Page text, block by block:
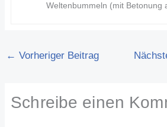
Weltenbummeln (mit Betonung
← Vorheriger Beitrag
Schreibe einen